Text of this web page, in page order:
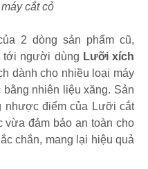
cắt cỏ
2 dòng sản phẩm cũ,
tới người dùng Lưỡi xích
dành cho nhiều loại máy
nhiên liệu xăng. Sản
nhược điểm của Lưỡi cắt
đảm bảo an toàn cho
chắn, mang lại hiệu quả